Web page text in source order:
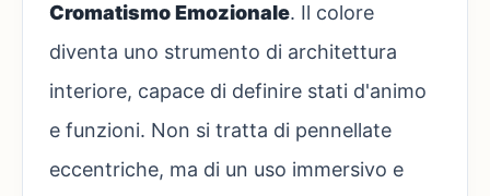
Cromatismo Emozionale. Il colore
diventa uno strumento di architettura
interiore, capace di definire stati d'animo
e funzioni. Non si tratta di pennellate
eccentriche, ma di un uso immersivo e